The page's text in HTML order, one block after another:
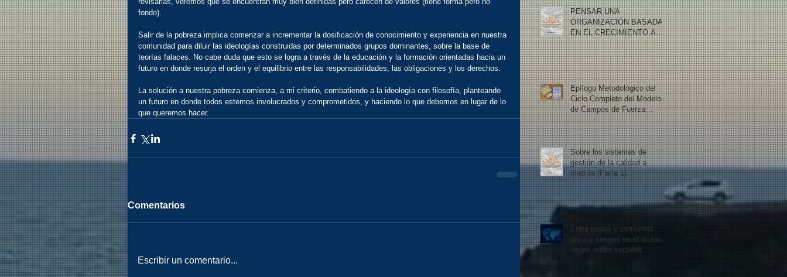
fondo).
Salir de la pobreza implica comenzar a incrementar la dosificación de conocimiento y experiencia en nuestra
comunidad para diluir las ideologías construidas por determinados grupos dominantes, sobre la base de
teorías falaces. No cabe duda que esto se logra a través de la educación y la formación orientadas hacia un
futuro en donde resurja el orden y el equilibrio entre las responsabilidades, las obligaciones y los derechos.
La solución a nuestra pobreza comienza, a mi criterio, combatiendo a la ideología con filosofía, planteando
un futuro en donde todos estemos involucrados y comprometidos, y haciendo lo que debemos en lugar de lo
que queremos hacer.
Comentarios
Escribir un comentario...
PENSAR UNA
ORGANIZACIÓN BASADA
EN EL CRECIMIENTO A
PARTIR DE LA CRISIS
Epílogo Metodológico del
Ciclo Completo del Modelo
de Campos de Fuerza
Armonizados
Sobre los sistemas de
gestión de la calidad a
medida (Parte 1)
Entre nudos y corrientes:
ética y riesgos en el océano
de las redes sociales